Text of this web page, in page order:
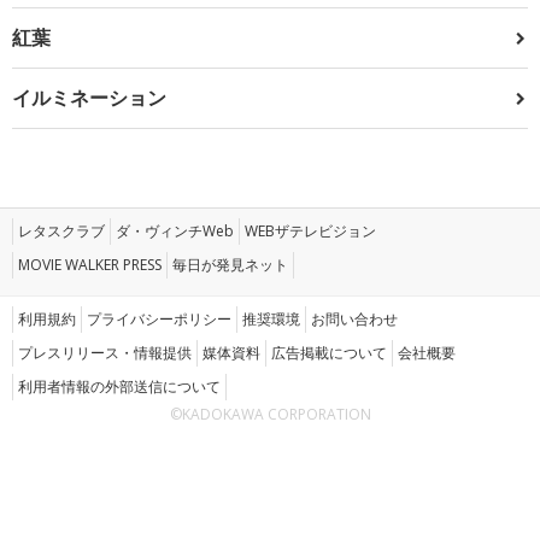
紅葉
イルミネーション
レタスクラブ ダ・ヴィンチWeb WEBザテレビジョン
MOVIE WALKER PRESS 毎日が発見ネット
利用規約 プライバシーポリシー 推奨環境 お問い合わせ
プレスリリース・情報提供 媒体資料 広告掲載について 会社概要
利用者情報の外部送信について
©KADOKAWA CORPORATION